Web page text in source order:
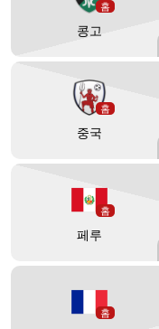
홈
콩고
홈
중국
홈
페루
홈